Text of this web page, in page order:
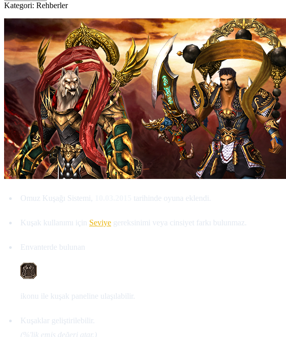
Kategori: Rehberler
Omuz Kuşağı Sistemi, tarihinde oyuna eklendi.
Kuşak kullanımı için Seviye gereksinimi veya cinsiyet farkı bulunmaz.
Envanterde bulunan
ikonu ile kuşak paneline ulaşılabilir.
Kuşaklar geliştirilebilir.
(%'lik emiş değeri atar.)